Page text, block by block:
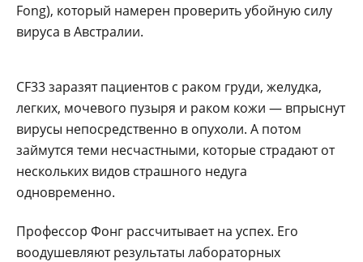
Fong), который намерен проверить убойную силу
вируса в Австралии.
CF33 заразят пациентов с раком груди, желудка,
легких, мочевого пузыря и раком кожи — впрыснут
вирусы непосредственно в опухоли. А потом
займутся теми несчастными, которые страдают от
нескольких видов страшного недуга
одновременно.
Профессор Фонг рассчитывает на успех. Его
воодушевляют результаты лабораторных